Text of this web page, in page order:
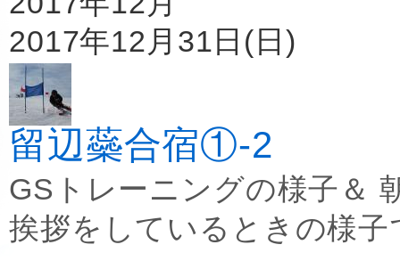
2017年12月31日(日)
留辺蘂合宿①-2
GSトレーニングの様子＆
挨拶をしているときの様子